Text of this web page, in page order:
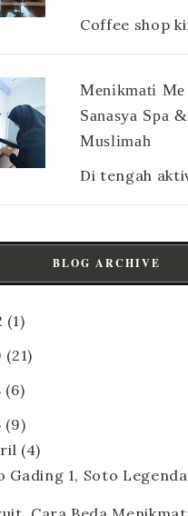
Menikmati
Sanasya Spa
Muslimah
BLOG ARCHIVE
(1)
(21)
(6)
(9)
(4)
Gading 1, Soto